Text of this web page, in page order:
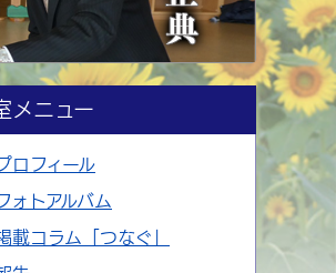
メニュー
ロフィール
ォトアルバム
載コラム「つなぐ」